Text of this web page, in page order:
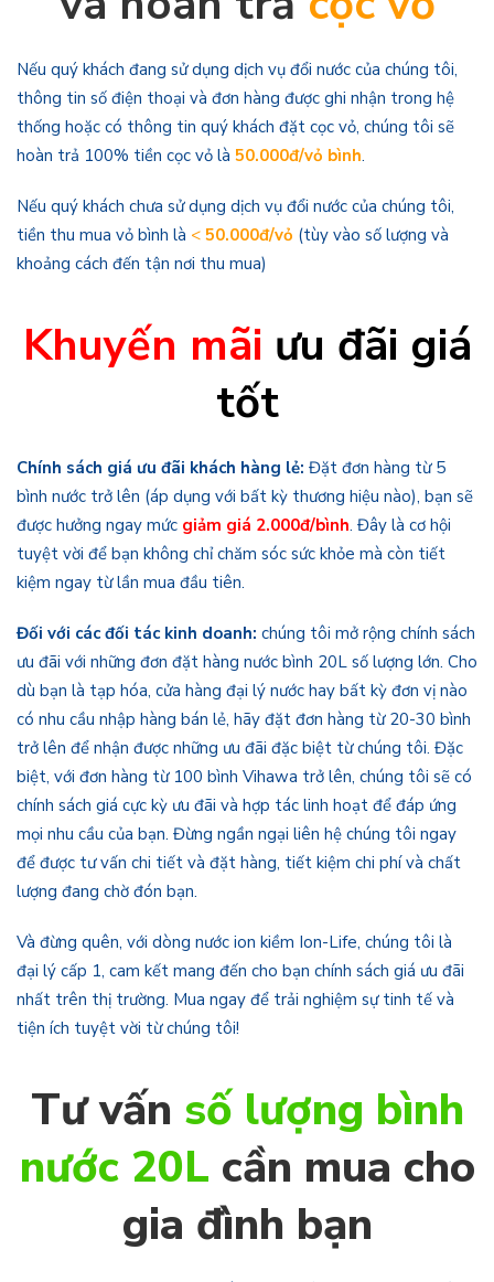
Nếu quý khách đang sử dụng dịch vụ đổi nước của chúng tôi,
thông tin số điện thoại và đơn hàng được ghi nhận trong hệ
thống hoặc có thông tin quý khách đặt cọc vỏ, chúng tôi sẽ
hoàn trả 100% tiền cọc vỏ là 50.000đ/vỏ bình.
Nếu quý khách chưa sử dụng dịch vụ đổi nước của chúng tôi,
tiền thu mua vỏ bình là < 50.000đ/vỏ (tùy vào số lượng và
khoảng cách đến tận nơi thu mua)
Khuyến mãi ưu đãi giá
tốt
Chính sách giá ưu đãi khách hàng lẻ: Đặt đơn hàng từ 5
bình nước trở lên (áp dụng với bất kỳ thương hiệu nào), bạn sẽ
được hưởng ngay mức giảm giá 2.000đ/bình. Đây là cơ hội
tuyệt vời để bạn không chỉ chăm sóc sức khỏe mà còn tiết
kiệm ngay từ lần mua đầu tiên.
Đối với các đối tác kinh doanh: chúng tôi mở rộng chính sách
ưu đãi với những đơn đặt hàng nước bình 20L số lượng lớn. Cho
dù bạn là tạp hóa, cửa hàng đại lý nước hay bất kỳ đơn vị nào
có nhu cầu nhập hàng bán lẻ, hãy đặt đơn hàng từ 20-30 bình
trở lên để nhận được những ưu đãi đặc biệt từ chúng tôi. Đặc
biệt, với đơn hàng từ 100 bình Vihawa trở lên, chúng tôi sẽ có
chính sách giá cực kỳ ưu đãi và hợp tác linh hoạt để đáp ứng
mọi nhu cầu của bạn. Đừng ngần ngại liên hệ chúng tôi ngay
để được tư vấn chi tiết và đặt hàng, tiết kiệm chi phí và chất
lượng đang chờ đón bạn.
Và đừng quên, với dòng nước ion kiềm Ion-Life, chúng tôi là
đại lý cấp 1, cam kết mang đến cho bạn chính sách giá ưu đãi
nhất trên thị trường. Mua ngay để trải nghiệm sự tinh tế và
tiện ích tuyệt vời từ chúng tôi!
Tư vấn số lượng bình
nước 20L cần mua cho
gia đình bạn